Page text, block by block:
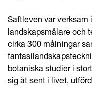
Saftleven var
landskapsmålare och
cirka 300 målningar
botaniska studier i
sig åt sent i livet,